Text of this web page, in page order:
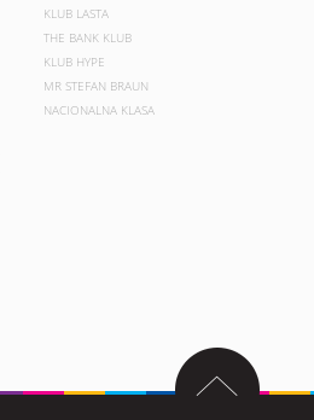
KLUB LASTA
THE BANK KLUB
KLUB HYPE
MR STEFAN BRAUN
NACIONALNA KLASA